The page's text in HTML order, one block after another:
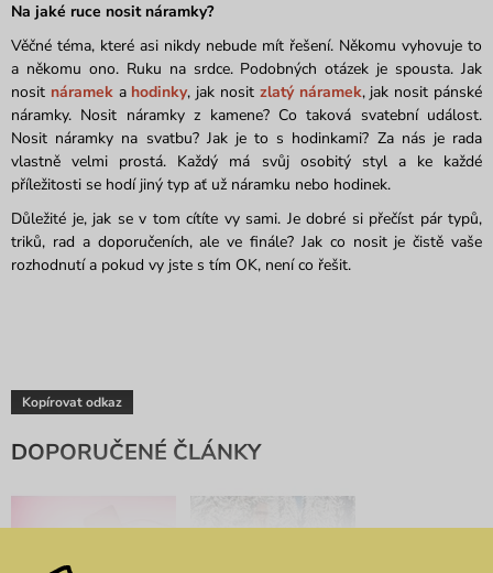
Na jaké ruce nosit náramky?
Věčné téma, které asi nikdy nebude mít řešení. Někomu vyhovuje to
a někomu ono. Ruku na srdce. Podobných otázek je spousta. Jak
nosit nárameka hodinky, jak nosit zlatý náramek, jak nosit pánské
náramky. Nosit náramky z kamene? Co taková svatební událost.
Nosit náramky na svatbu? Jak je to s hodinkami? Za nás je rada
vlastně velmi prostá. Každý má svůj osobitý styl a ke každé
příležitosti se hodí jiný typ ať už náramku nebo hodinek.
Důležité je, jak se v tom cítíte vy sami. Je dobré si přečíst pár typů,
triků, rad a doporučeních, ale ve finále? Jak co nosit je čistě vaše
rozhodnutí a pokud vy jste s tím OK, není co řešit.
Kopírovat odkaz
DOPORUČENÉ ČLÁNKY